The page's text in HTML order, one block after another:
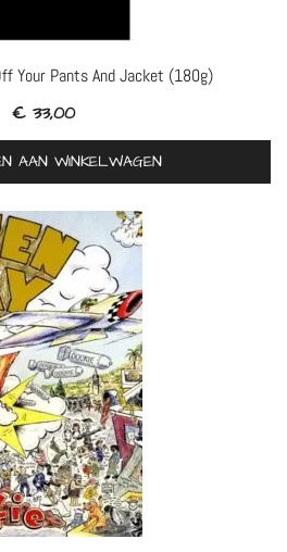
Your Pants And Jacket (180g)
€ 33,00
AAN WINKELWAGEN